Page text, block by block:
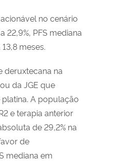
no cenário
PFS mediana
meses.
deruxtecana na
da JGE que
A população
e terapia anterior
de 29,2% na
de
mediana em